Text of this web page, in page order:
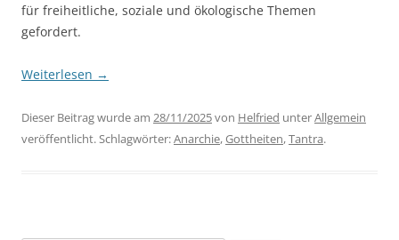
für freiheitliche, soziale und ökologische Themen
gefordert.
Weiterlesen →
Dieser Beitrag wurde am 28/11/2025von Helfried unterAllgemein
veröffentlicht. Schlagwörter:Anarchie,Gottheiten,Tantra.